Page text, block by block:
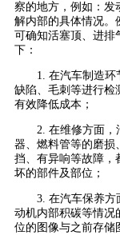
察的地方，例如：发
解内部的具体情况。
可确知活塞顶、进排
下：
1. 在汽车制造
缺陷、毛刺等进行检
有效降低成本；
2. 在维修方面，
器、燃料管等的磨损
挡、有异响等故障，
坏的部件及部位；
3. 在汽车保养方
动机内部积碳等情况
位的图像与之前存储